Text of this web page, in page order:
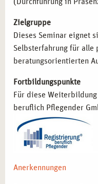
Studierende und
eigene
weiterentwickeln
Fachkräfte aus der
integrieren möchten.
BERUFLICHE
SEMINAR IN ESSEN
Die erlernten
Zielgruppe
Dieses Seminar eignet
Selbsterfahrung für alle
beratungsorientierten
Fortbildungspunkte
Für diese
beruflich Pflegender
Anerkennungen